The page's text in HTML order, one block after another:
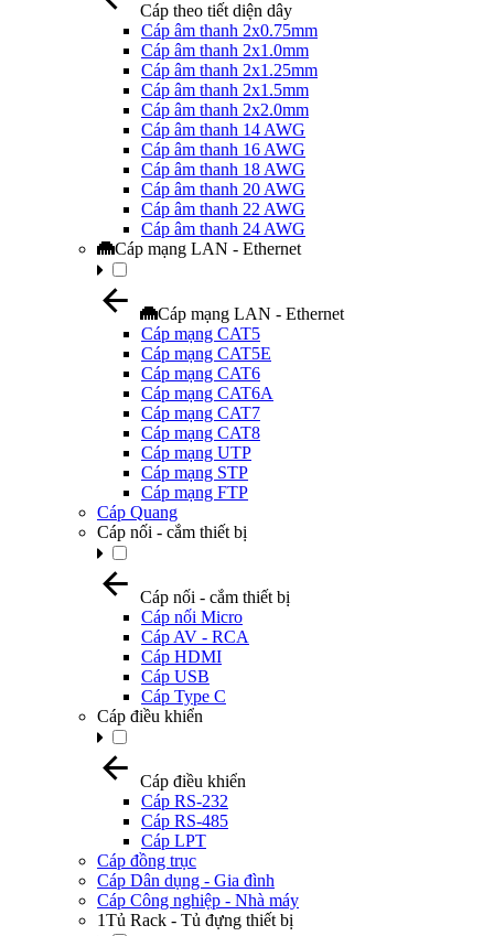
Cáp theo tiết diện dây
Cáp âm thanh 2x0.75mm
Cáp âm thanh 2x1.0mm
Cáp âm thanh 2x1.25mm
Cáp âm thanh 2x1.5mm
Cáp âm thanh 2x2.0mm
Cáp âm thanh 14 AWG
Cáp âm thanh 16 AWG
Cáp âm thanh 18 AWG
Cáp âm thanh 20 AWG
Cáp âm thanh 22 AWG
Cáp âm thanh 24 AWG
Cáp mạng LAN - Ethernet
Cáp mạng LAN - Ethernet
Cáp mạng CAT5
Cáp mạng CAT5E
Cáp mạng CAT6
Cáp mạng CAT6A
Cáp mạng CAT7
Cáp mạng CAT8
Cáp mạng UTP
Cáp mạng STP
Cáp mạng FTP
Cáp Quang
Cáp nối - cắm thiết bị
Cáp nối - cắm thiết bị
Cáp nối Micro
Cáp AV - RCA
Cáp HDMI
Cáp USB
Cáp Type C
Cáp điều khiển
Cáp điều khiển
Cáp RS-232
Cáp RS-485
Cáp LPT
Cáp đồng trục
Cáp Dân dụng - Gia đình
Cáp Công nghiệp - Nhà máy
1Tủ Rack - Tủ đựng thiết bị